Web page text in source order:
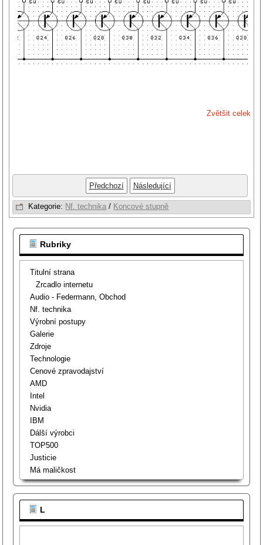
Zvětšit celek
Předchozí Následující
Kategorie: Nf. technika / Koncové stupně
Rubriky
Titulní strana
Zrcadlo internetu
Audio - Federmann, Obchod
Nf. technika
Výrobní postupy
Galerie
Zdroje
Technologie
Cenové zpravodajství
AMD
Intel
Nvidia
IBM
Dálší výrobci
TOP500
Justicie
Má maličkost
L